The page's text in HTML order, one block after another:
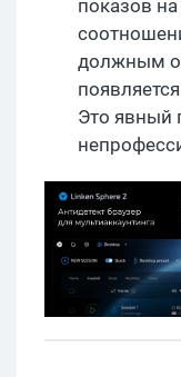
показов
должным
Это явный